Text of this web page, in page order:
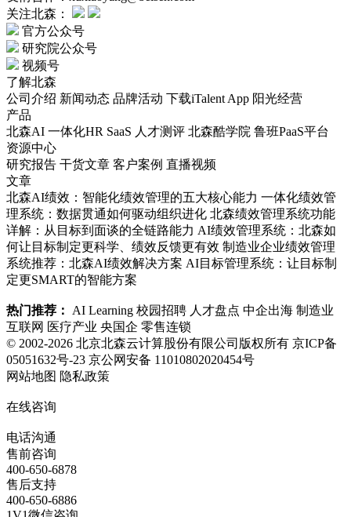
关注北森：
官方公众号
研究院公众号
视频号
了解北森
公司介绍 新闻动态 品牌活动 下载iTalent App 阳光经营
产品
北森AI 一体化HR SaaS 人才测评 北森酷学院 鲁班PaaS平台
资源中心
研究报告 干货文章 客户案例 直播视频
文章
北森AI绩效：智能化绩效管理的五大核心能力 一体化绩效管
理系统：数据贯通如何驱动组织进化 北森绩效管理系统功能
详解：从目标到面谈的全链路能力 AI绩效管理系统：北森如
何让目标制定更科学、绩效反馈更有效 制造业企业绩效管理
系统推荐：北森AI绩效解决方案 AI目标管理系统：让目标制
定更SMART的智能方案
热门推荐： AI Learning 校园招聘 人才盘点 中企出海 制造业
互联网 医疗产业 央国企 零售连锁
© 2002-2026 北京北森云计算股份有限公司版权所有 京ICP备
05051632号-23 京公网安备 11010802020454号
网站地图 隐私政策
在线咨询
电话沟通
售前咨询
400-650-6878
售后支持
400-650-6886